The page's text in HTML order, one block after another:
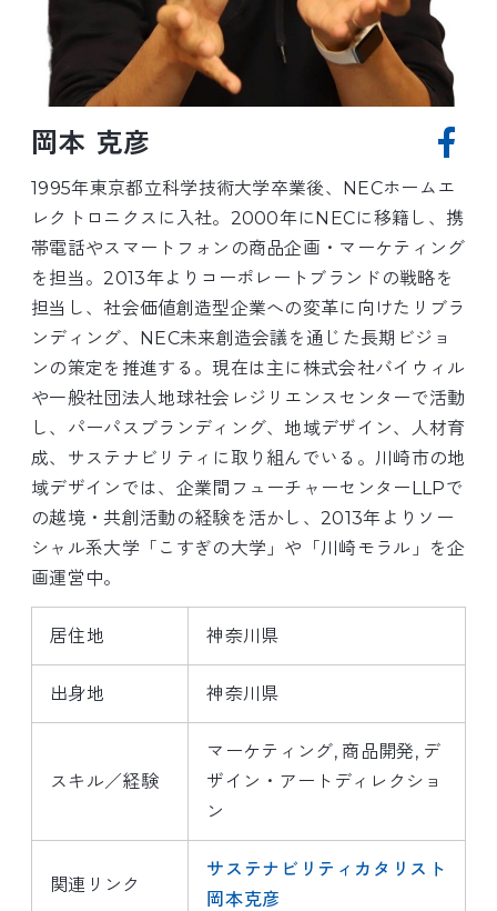
岡本 克彦
1995年東京都立科学技術大学卒業後、NECホームエ
レクトロニクスに入社。2000年にNECに移籍し、携
帯電話やスマートフォンの商品企画・マーケティング
を担当。2013年よりコーポレートブランドの戦略を
担当し、社会価値創造型企業への変革に向けたリブラ
ンディング、NEC未来創造会議を通じた長期ビジョ
ンの策定を推進する。現在は主に株式会社バイウィル
や一般社団法人地球社会レジリエンスセンターで活動
し、パーパスブランディング、地域デザイン、人材育
成、サステナビリティに取り組んでいる。川崎市の地
域デザインでは、企業間フューチャーセンターLLPで
の越境・共創活動の経験を活かし、2013年よりソー
シャル系大学「こすぎの大学」や「川崎モラル」を企
画運営中。
居住地 神奈川県
出身地 神奈川県
スキル／経験
マーケティング 商品開発 デ
ザイン・アートディレクショ
ン
関連リンク
サステナビリティカタリスト
岡本克彦